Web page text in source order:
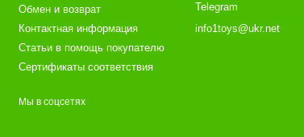
Обмен и возврат
Контактная информация
Статьи в помощь покупателю
Сертификаты соответствия
Мы в соцсетях
Telegram
info1toys@ukr.net